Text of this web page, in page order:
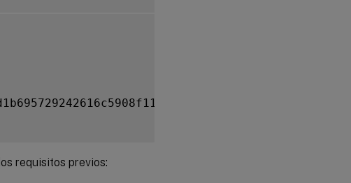
requisitos previos: